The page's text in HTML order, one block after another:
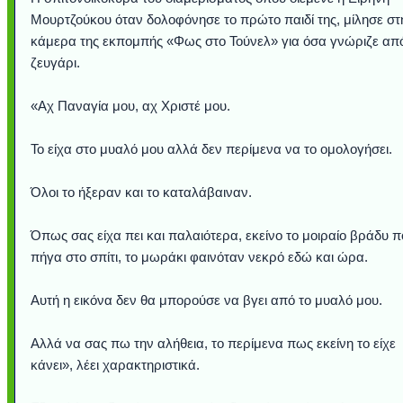
Μουρτζούκου όταν δολοφόνησε το πρώτο παιδί της, μίλησε
κάμερα της εκπομπής «Φως στο Τούνελ» για όσα γνώριζε
ζευγάρι.
«Αχ Παναγία μου, αχ Χριστέ μου.
Το είχα στο μυαλό μου αλλά δεν περίμενα να το ομολογήσει.
Όλοι το ήξεραν και το καταλάβαιναν.
Όπως σας είχα πει και παλαιότερα, εκείνο το μοιραίο βράδυ
πήγα στο σπίτι, το μωράκι φαινόταν νεκρό εδώ και ώρα.
Αυτή η εικόνα δεν θα μπορούσε να βγει από το μυαλό μου.
Αλλά να σας πω την αλήθεια, το περίμενα πως εκείνη το είχε
κάνει», λέει χαρακτηριστικά.
Ο αέρας του
τα μαλλιά
Ταξίδι στο
Διεθνής
Σταθμός: Ο
το παράθυρό
Μουσική από
χορδές
Video:
καταιγίδα
Εντυπωσιακές
από
Abbey,Ταϊτή
Υποθαλάσσιο
στην
Η νέα
Αθήνας από το
που κάνει το
Ο Κομήτης του
φωτίσει τη Γη
κι απ' το
Συγκινητικό
λεοπάρδαλη
μωρό
Alesund: Μια
Νορβηγία που
Η γάτα και το